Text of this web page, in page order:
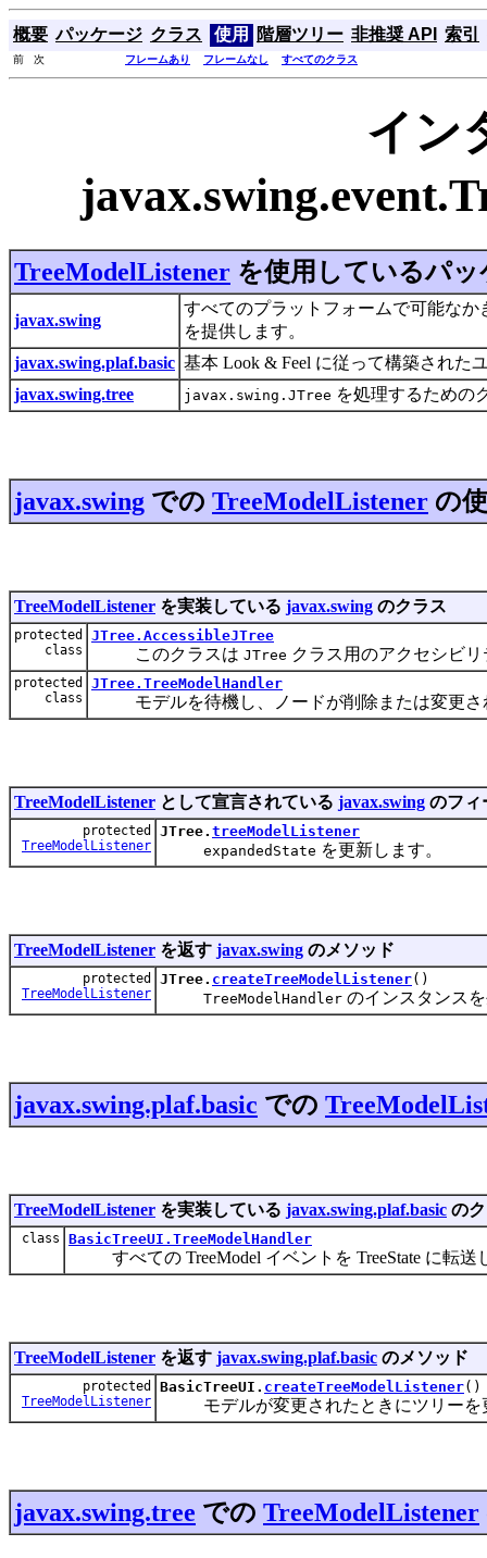
概要 パッケージ クラス 使用 階層ツリー 非推奨 API 索引
前 次 フレームあり フレームなし すべてのクラス
イン
TreeModelListener を使用しているパッ
javax.swing
すべてのプラットフォームで可能なか
を提供します。
javax.swing.plaf.basic 基本 Look & Feel に従って構築された
javax.swing.tree
javax.swing.JTree を処理するための
javax.swing での TreeModelListener の
TreeModelListener を実装している javax.swing のクラス
protected
class
JTree.AccessibleJTree
このクラスは JTree クラス用のアクセシビ
protected
class
JTree.TreeModelHandler
モデルを待機し、ノードが削除または変更さ
TreeModelListener として宣言されている javax.swing のフィ
protected
TreeModelListener
JTree. treeModelListener
expandedState を更新します。
TreeModelListener を返す javax.swing のメソッド
protected
TreeModelListener
JTree. createTreeModelListener()
TreeModelHandler のインスタンス
javax.swing.plaf.basic での
TreeModelListener を実装している javax.swing.plaf.basic の
class BasicTreeUI.TreeModelHandler
すべての TreeModel イベントを TreeState に転送
TreeModelListener を返す javax.swing.plaf.basic のメソッド
protected
TreeModelListener
BasicTreeUI. createTreeModelListener()
モデルが変更されたときにツリーを
javax.swing.tree での TreeModelListener